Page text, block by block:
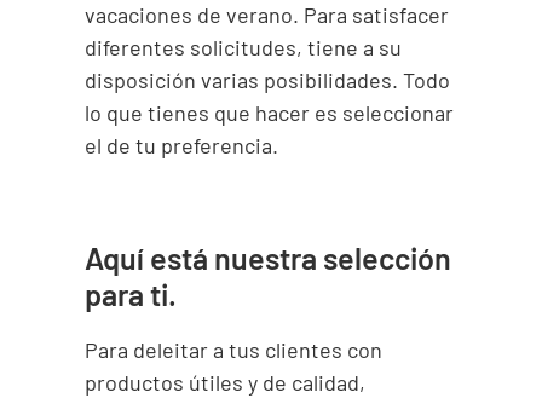
vacaciones de verano. Para satisfacer
diferentes solicitudes, tiene a su
disposición varias posibilidades. Todo
lo que tienes que hacer es seleccionar
el de tu preferencia.
Aquí está nuestra selección
para ti.
Para deleitar a tus clientes con
productos útiles y de calidad,